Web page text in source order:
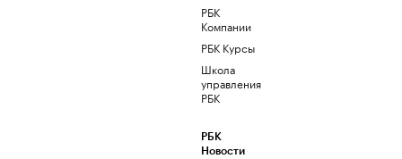
РБК
Компании
РБК Курсы
Школа
управления
РБК
РБК
Новости